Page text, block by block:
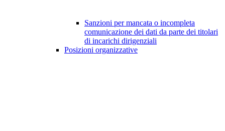
Sanzioni per mancata o incompleta
comunicazione dei dati da parte dei titolari
di incarichi dirigenziali
Posizioni organizzative